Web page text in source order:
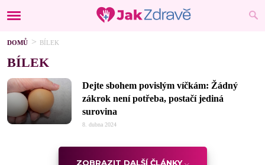
DOMŮ BÍLEK
BÍLEK
Dejte sbohem povislým víčkám: Žádný
zákrok není potřeba, postačí jediná
surovina
8. dubna 2024
ZOBRAZIT DALŠÍ ČLÁNKY